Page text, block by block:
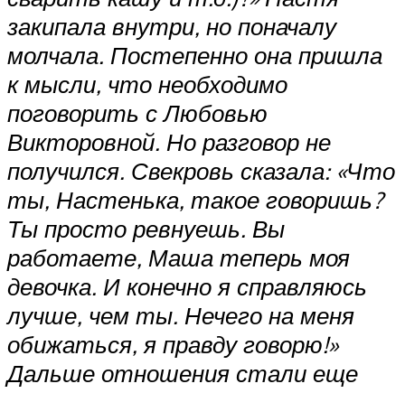
закипала внутри, но поначалу
молчала. Постепенно она пришла
к мысли, что необходимо
поговорить с Любовью
Викторовной. Но разговор не
получился. Свекровь сказала: «Что
ты, Настенька, такое говоришь?
Ты просто ревнуешь. Вы
работаете, Маша теперь моя
девочка. И конечно я справляюсь
лучше, чем ты. Нечего на меня
обижаться, я правду говорю!»
Дальше отношения стали еще